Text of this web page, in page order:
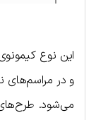
این نوع
و در مراسم‌های
می‌شود. طرح‌های